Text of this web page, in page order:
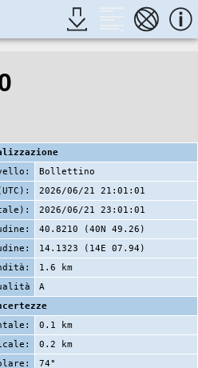
Bollettino
2026/06/21 21:01:01
2026/06/21 23:01:01
40.8210 (40N 49.26)
14.1323 (14E 07.94)
1.6 km
A
0.1 km
0.2 km
74°